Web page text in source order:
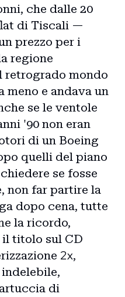
che dalle 20
di Tiscali —
prezzo per i
regione
retrogrado mondo
e andava un
se le ventole
'90 non eran
di un Boeing
quelli del piano
se fosse
non far partire la
dopo cena, tutte
la ricordo,
titolo sul CD
2x,
di